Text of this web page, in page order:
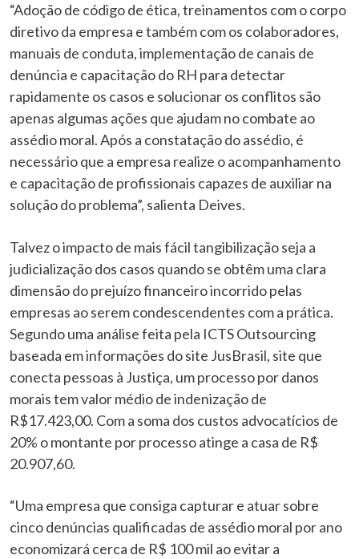
“Adoção de código de ética, treinamentos com o corpo
diretivo da empresa e também com os colaboradores,
manuais de conduta, implementação de canais de
denúncia e capacitação do RH para detectar
rapidamente os casos e solucionar os conflitos são
apenas algumas ações que ajudam no combate ao
assédio moral. Após a constatação do assédio, é
necessário que a empresa realize o acompanhamento
e capacitação de profissionais capazes de auxiliar na
solução do problema”, salienta Deives.
Talvez o impacto de mais fácil tangibilização seja a
judicialização dos casos quando se obtêm uma clara
dimensão do prejuízo financeiro incorrido pelas
empresas ao serem condescendentes com a prática.
Segundo uma análise feita pela ICTS Outsourcing
baseada em informações do site JusBrasil, site que
conecta pessoas à Justiça, um processo por danos
morais tem valor médio de indenização de
R$17.423,00. Com a soma dos custos advocatícios de
20% o montante por processo atinge a casa de R$
20.907,60.
“Uma empresa que consiga capturar e atuar sobre
cinco denúncias qualificadas de assédio moral por ano
economizará cerca de R$ 100 mil ao evitar a